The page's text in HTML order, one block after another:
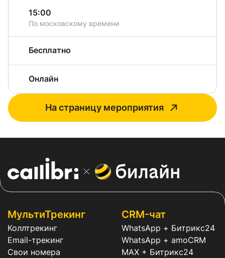
15:00
По московскому времени
Бесплатно
Онлайн
На страницу мероприятия
МультиТрекинг
Коллтрекинг
Email-трекинг
Свои номера
CRM-чат
WhatsApp + Битрикс24
WhatsApp + amoCRM
MAX + Битрикс24